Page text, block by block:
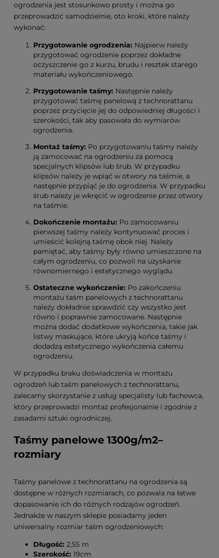
ogrodzenia jest stosunkowo prosty i można go
przeprowadzić samodzielnie, oto kroki, które należy
wykonać:
Przygotowanie ogrodzenia: Najpierw należy
przygotować ogrodzenie poprzez dokładne
oczyszczenie go z kurzu, brudu i resztek starego
materiału wykończeniowego.
Przygotowanie taśmy: Następnie należy
przygotować taśmę panelową z technorattanu
poprzez przycięcie jej do odpowiedniej długości i
szerokości, tak aby pasowała do wymiarów
ogrodzenia.
Montaż taśmy: Po przygotowaniu taśmy należy
ją zamocować na ogrodzeniu za pomocą
specjalnych klipsów lub śrub. W przypadku
klipsów należy je wpiąć w otwory na taśmie, a
następnie przypiąć je do ogrodzenia. W przypadku
śrub należy je wkręcić w ogrodzenie przez otwory
na taśmie.
Dokończenie montażu: Po zamocowaniu
pierwszej taśmy należy kontynuować proces i
umieścić kolejną taśmę obok niej. Należy
pamiętać, aby taśmy były równo umieszczone na
całym ogrodzeniu, co pozwoli na uzyskanie
równomiernego i estetycznego wyglądu.
Ostateczne wykończenie: Po zakończeniu
montażu taśm panelowych z technorattanu
należy dokładnie sprawdzić czy wszystko jest
równo i poprawnie zamocowane. Następnie
można dodać dodatkowe wykończenia, takie jak
listwy maskujące, które ukryją końce taśmy i
dodadzą estetycznego wykończenia całemu
ogrodzeniu.
W przypadku braku doświadczenia w montażu
ogrodzeń lub taśm panelowych z technorattanu,
zalecamy skorzystanie z usług specjalisty lub fachowca,
który przeprowadzi montaż profesjonalnie i zgodnie z
zasadami sztuki ogrodniczej.
Taśmy panelowe 1300g/m2–
rozmiary
Taśmy panelowe z technorattanu na ogrodzenia są
dostępne w różnych rozmiarach, co pozwala na łatwe
dopasowanie ich do różnych rodzajów ogrodzeń.
Jednakże w naszym sklepie posiadamy jeden
uniwersalny rozmiar taśm ogrodzeniowych:
Długość: 2,55 m
Szerokość: 19cm